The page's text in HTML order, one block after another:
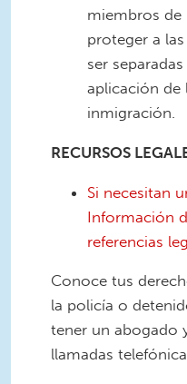
miembros de
proteger a
ser
aplicación de
inmigración.
RECURSOS
Si necesitan
Información
referencias
Conoce tus
la policía o
tener un abogado
llamadas